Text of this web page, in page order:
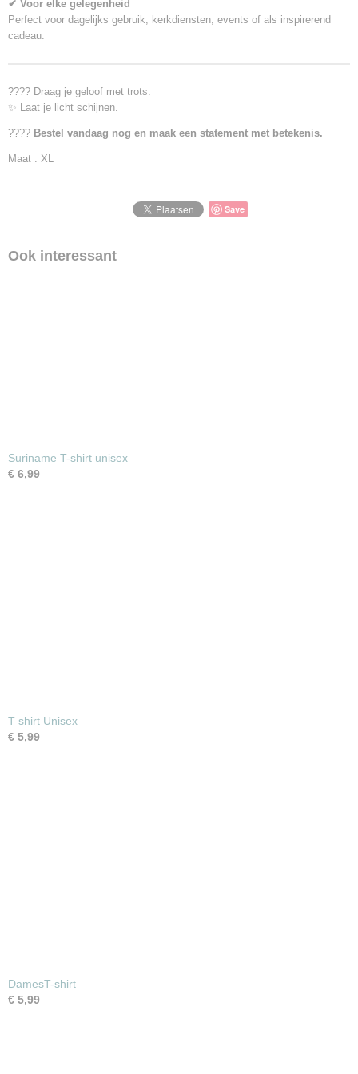
✔ Voor elke gelegenheid
Perfect voor dagelijks gebruik, kerkdiensten, events of als inspirerend
cadeau.
???? Draag je geloof met trots.
✨ Laat je licht schijnen.
???? Bestel vandaag nog en maak een statement met betekenis.
Maat : XL
Save
Ook interessant
Suriname T-shirt unisex
€ 6,99
T shirt Unisex
€ 5,99
DamesT-shirt
€ 5,99